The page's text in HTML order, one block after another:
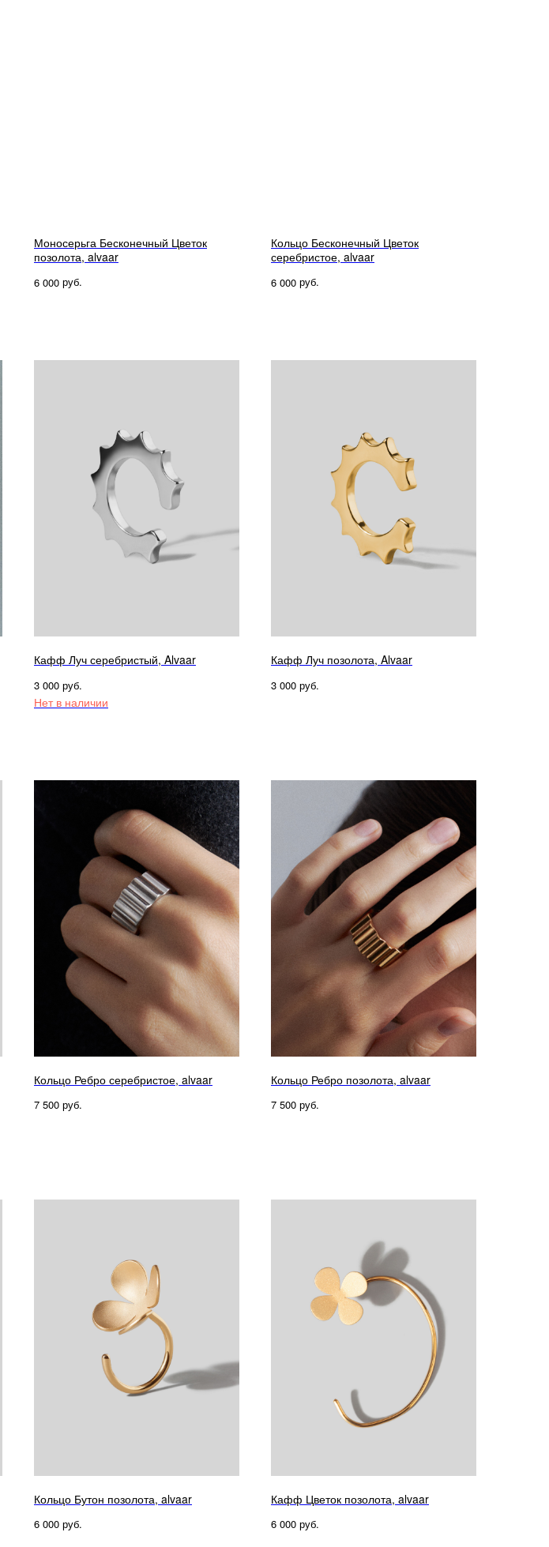
Моносерьга Бесконечный Цветок
позолота, alvaar
6 000 руб.
Кольцо Бесконечный Цветок
серебристое, alvaar
6 000 руб.
Кафф Луч серебристый, Alvaar
3 000 руб.
Нет в наличии
Кафф Луч позолота, Alvaar
3 000 руб.
Кольцо Ребро серебристое, alvaar
7 500 руб.
Кольцо Ребро позолота, alvaar
7 500 руб.
Кольцо Бутон позолота, alvaar
6 000 руб.
Кафф Цветок позолота, alvaar
6 000 руб.